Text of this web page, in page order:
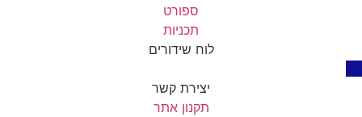
ספורט
תכניות
לוח שידורים
יצירת קשר
תקנון אתר